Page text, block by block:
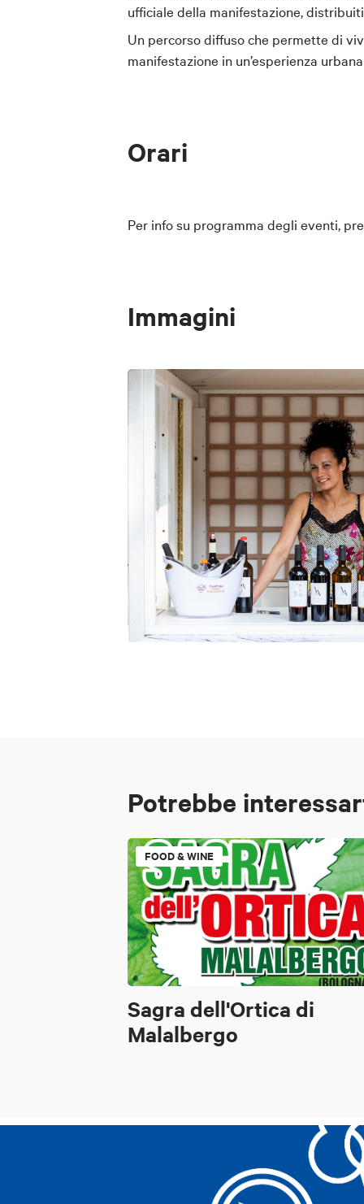
ufficiale della manifestazione,
Un percorso diffuso che permette di
manifestazione in un’esperienza
Orari
Per info su programma degli eventi,
Immagini
Potrebbe
FOOD & WINE
Sagra dell'Ortica di
Malalbergo